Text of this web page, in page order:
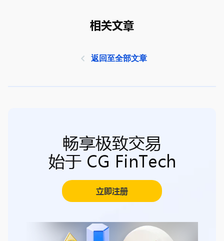
相关文章
返回至全部文章
畅享极致交易
始于 CG FinTech
立即注册